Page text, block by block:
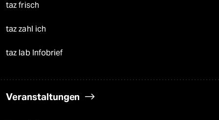
taz frisch
taz zahl ich
taz lab Infobrief
Veranstaltungen